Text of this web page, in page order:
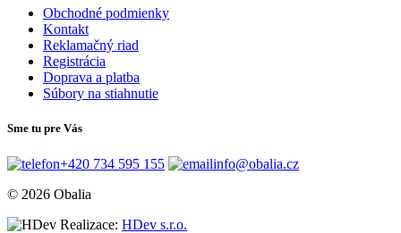
Obchodné podmienky
Kontakt
Reklamačný riad
Registrácia
Doprava a platba
Súbory na stiahnutie
Sme tu pre Vás
+420 734 595 155
info@obalia.cz
© 2026 Obalia
Realizace: HDev s.r.o.